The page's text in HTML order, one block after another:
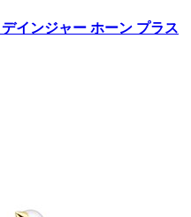
デインジャー ホーン プラス